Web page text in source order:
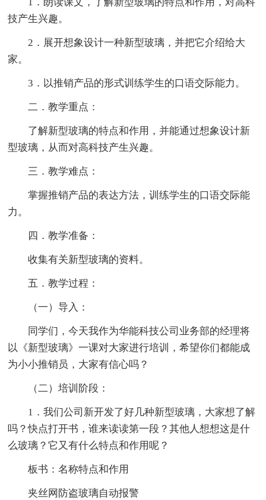
1．朗读课文，了解新型玻璃的特点和作用，对高科
技产生兴趣。
2．展开想象设计一种新型玻璃，并把它介绍给大
家。
3．以推销产品的形式训练学生的口语交际能力。
二．教学重点：
了解新型玻璃的特点和作用，并能通过想象设计新
型玻璃，从而对高科技产生兴趣。
三．教学难点：
掌握推销产品的表达方法，训练学生的口语交际能
力。
四．教学准备：
收集有关新型玻璃的资料。
五．教学过程：
（一）导入：
同学们，今天我作为华能科技公司业务部的经理将
以《新型玻璃》一课对大家进行培训，希望你们都能成
为小小推销员，大家有信心吗？
（二）培训阶段：
1．我们公司新开发了好几种新型玻璃，大家想了解
吗？快点打开书，谁来读读第一段？其他人想想这是什
么玻璃？它又有什么特点和作用呢？
板书：名称特点和作用
夹丝网防盗玻璃自动报警